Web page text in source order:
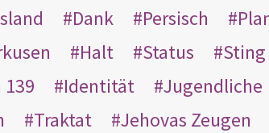
Dank Persisch
Halt Status Sting
139 Identität Jugendliche
Traktat Jehovas Zeugen